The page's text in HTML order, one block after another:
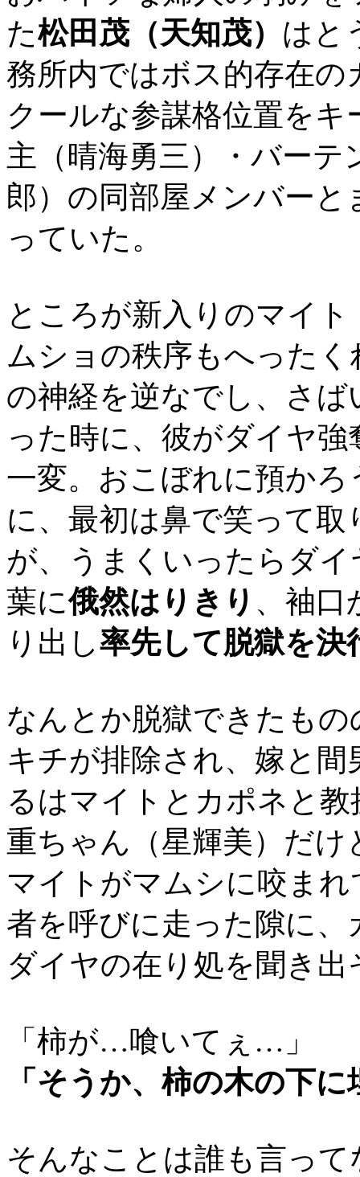
た松田茂（天知茂） はと
務所内ではボス的存在
クールな参謀格位置をキ
主（晴海勇三）・バーテ
郎）の同部屋メンバー
っていた。
ところが新入りのマイ
ムショの秩序もへった
の神経を逆なでし、さ
った時に、彼がダイヤ
一変。おこぼれに預か
に、最初は鼻で笑って
が、うまくいったらダ
葉に俄然はりきり 、袖口
り出し率先して脱獄を決
なんとか脱獄できたも
キチが排除され、嫁と
るはマイトとカポネと
重ちゃん（星輝美）だ
マイトがマムシに咬ま
者を呼びに走った隙に
ダイヤの在り処を聞き
「柿が…喰いてぇ…」
「そうか、柿の木の下
そんなことは誰も言っ